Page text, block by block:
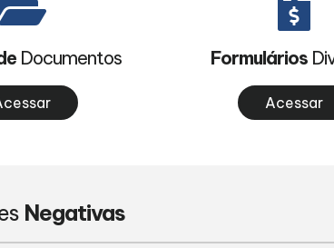
Documentos Formulários
Acessar
Negativas